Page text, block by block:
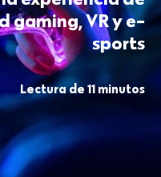
gaming, VR y e-
sports
Lectura de 11 minutos